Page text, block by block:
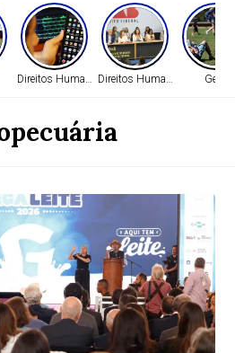
Direitos HumanosDireitos Humanos Geral